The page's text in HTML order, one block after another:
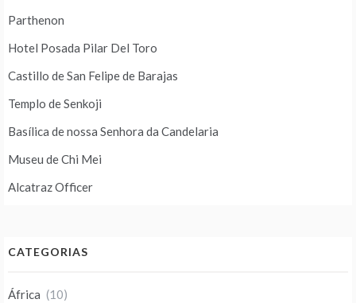
Parthenon
Hotel Posada Pilar Del Toro
Castillo de San Felipe de Barajas
Templo de Senkoji
Basílica de nossa Senhora da Candelaria
Museu de Chi Mei
Alcatraz Officer
CATEGORIAS
África (10)